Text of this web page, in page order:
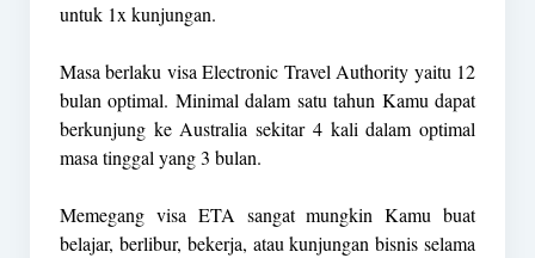
untuk 1x kunjungan.
Masa berlaku visa Electronic Travel Authority yaitu 12
bulan optimal. Minimal dalam satu tahun Kamu dapat
berkunjung ke Australia sekitar 4 kali dalam optimal
masa tinggal yang 3 bulan.
Memegang visa ETA sangat mungkin Kamu buat
belajar, berlibur, bekerja, atau kunjungan bisnis selama